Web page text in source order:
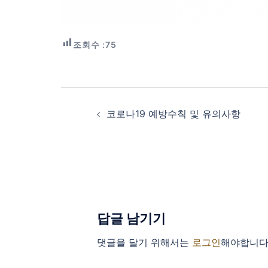
조회수 :75
Post
navigation
코로나19 예방수칙 및 유의사항
답글 남기기
댓글을 달기 위해서는 로그인해야합니